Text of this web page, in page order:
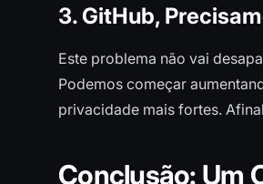
3. GitHub,
Este problema não vai
Podemos começar
privacidade mais fortes.
Conclusão: Um